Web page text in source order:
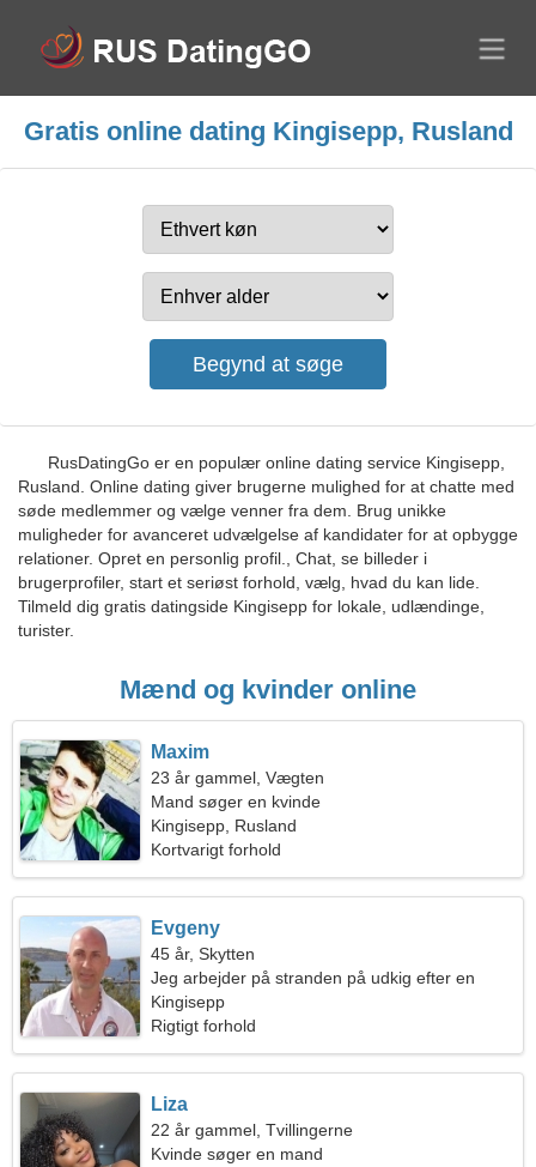
Gratis online dating Kingisepp, Rusland
RusDatingGo er en populær online dating service Kingisepp,
Rusland. Online dating giver brugerne mulighed for at chatte med
søde medlemmer og vælge venner fra dem. Brug unikke
muligheder for avanceret udvælgelse af kandidater for at opbygge
relationer. Opret en personlig profil., Chat, se billeder i
brugerprofiler, start et seriøst forhold, vælg, hvad du kan lide.
Tilmeld dig gratis datingside Kingisepp for lokale, udlændinge,
turister.
Mænd og kvinder online
Maxim
23 år gammel, Vægten
Mand søger en kvinde
Kingisepp, Rusland
Kortvarigt forhold
Evgeny
45 år, Skytten
Jeg arbejder på stranden på udkig efter en
sensuel kvinde
Kingisepp
Rigtigt forhold
Liza
22 år gammel, Tvillingerne
Kvinde søger en mand